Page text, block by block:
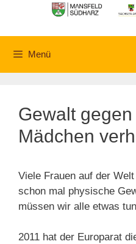
Menü
Gewalt
Mädchen
Viele Frauen auf der
schon mal physische
müssen wir alle etwas
2011 hat der Europarat